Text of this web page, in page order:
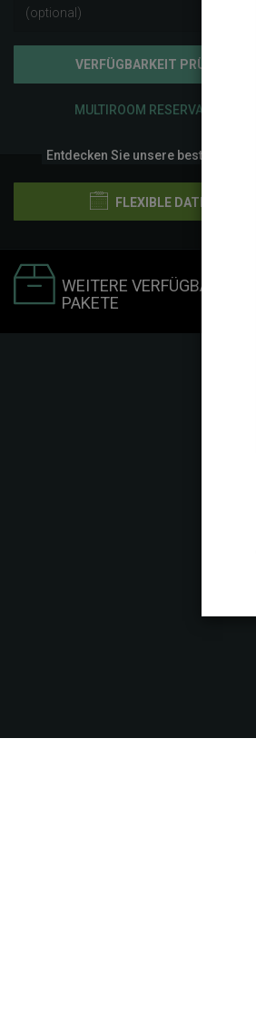
VERFÜGBARKEIT PRÜFEN
MULTIROOM RESERVATION
Entdecken Sie unsere besten Preise
FLEXIBLE DATEN
WEITERE VERFÜGBARE
PAKETE